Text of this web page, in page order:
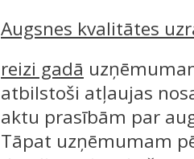
Augsnes kvalitātes
reizi gadā
atbilstoši atļaujas
aktu prasībām par
Tāpat uzņēmumam